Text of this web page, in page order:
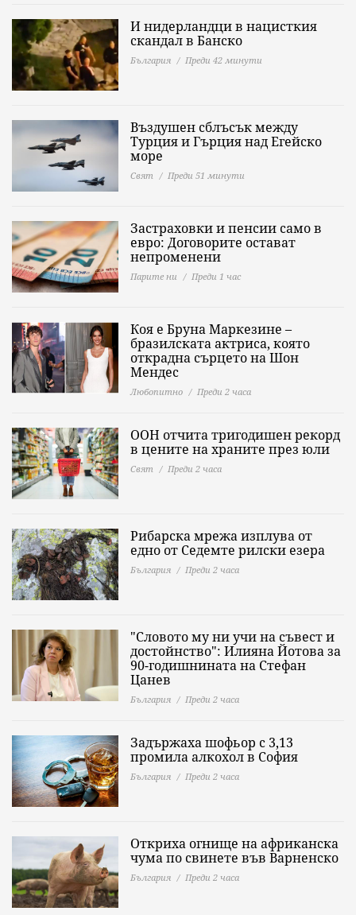
И нидерландци в нацисткия
скандал в Банско
България Преди 42 минути
Въздушен сблъсък между
Турция и Гърция над Егейско
море
Свят Преди 51 минути
Застраховки и пенсии само в
евро: Договорите остават
непроменени
Парите ни Преди 1 час
Коя е Бруна Маркезине –
бразилската актриса, която
открадна сърцето на Шон
Мендес
Любопитно Преди 2 часа
ООН отчита тригодишен рекорд
в цените на храните през юли
Свят Преди 2 часа
Рибарска мрежа изплува от
едно от Седемте рилски езера
България Преди 2 часа
"Словото му ни учи на съвест и
достойнство": Илияна Йотова за
90-годишнината на Стефан
Цанев
България Преди 2 часа
Задържаха шофьор с 3,13
промила алкохол в София
България Преди 2 часа
Откриха огнище на африканска
чума по свинете във Варненско
България Преди 2 часа